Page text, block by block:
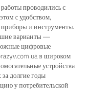
проводились с
с удобством,
и инструменты.
варианты —
цифровые
в широком
устройства
долгие годы
у потребительской